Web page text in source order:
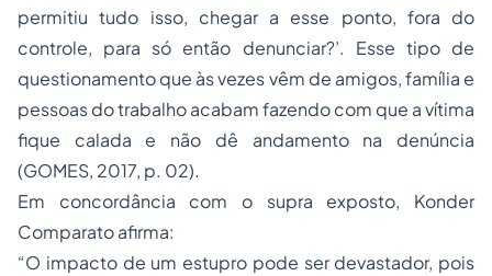
permitiu tudo isso, chegar a esse ponto, fora do
controle, para só então denunciar?’. Esse tipo de
questionamento que às vezes vêm de amigos, família e
pessoas do trabalho acabam fazendo com que a vítima
fique calada e não dê andamento na denúncia
(GOMES, 2017, p. 02).
Em concordância com o supra exposto, Konder
Comparato afirma:
“O impacto de um estupro pode ser devastador, pois